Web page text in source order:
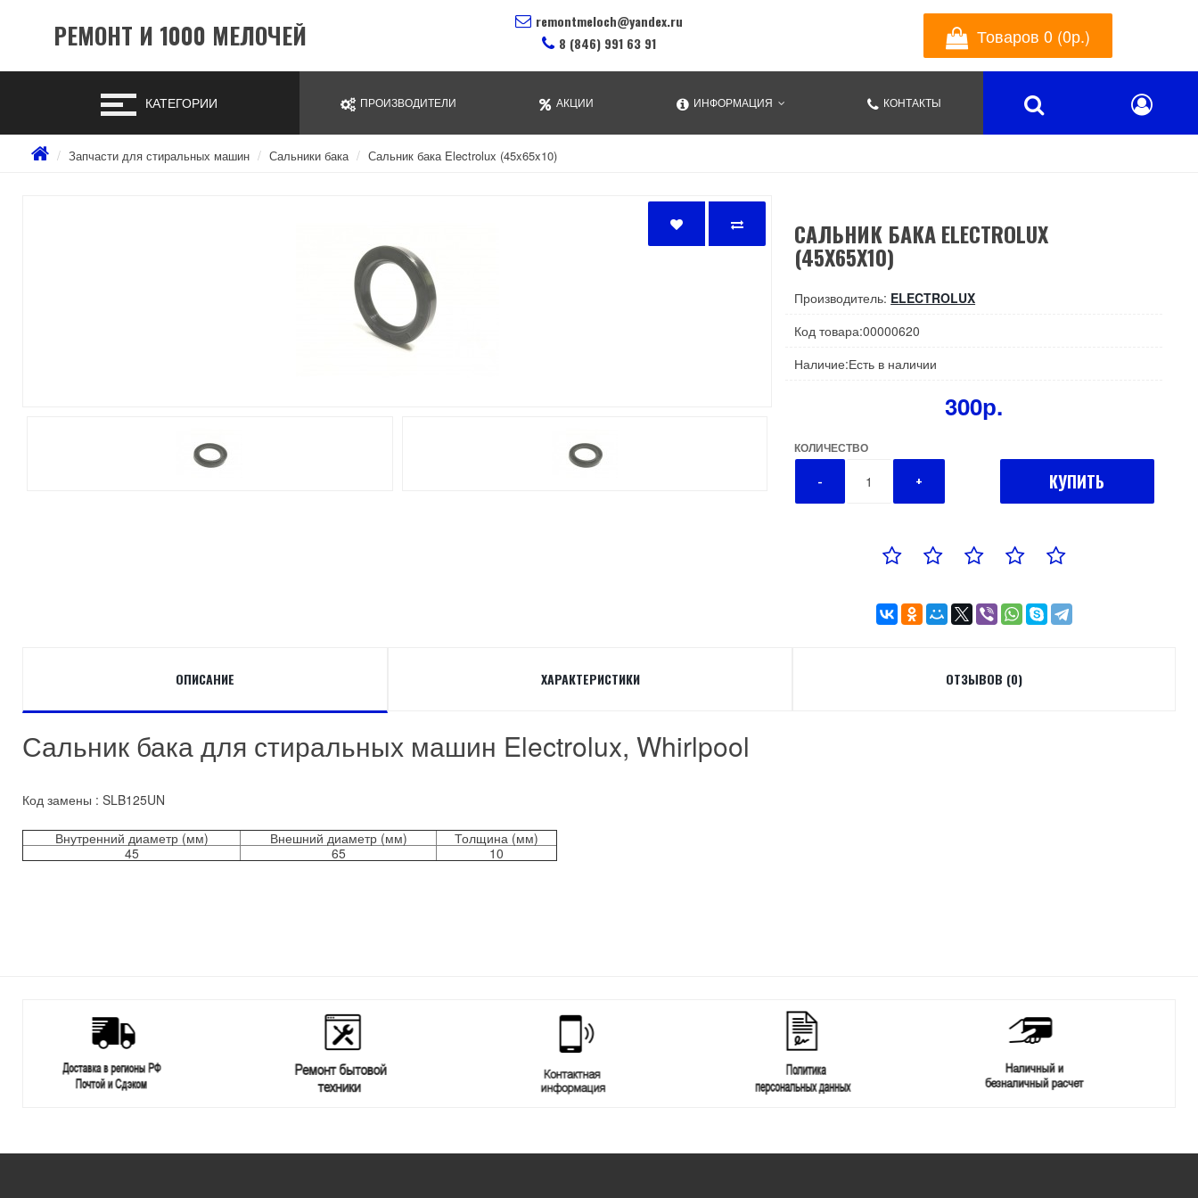
РЕМОНТ И 1000 МЕЛОЧЕЙ
remontmeloch@yandex.ru
8 (846) 991 63 91
Товаров 0 (0р.)
КАТЕГОРИИ ПРОИЗВОДИТЕЛИ АКЦИИ ИНФОРМАЦИЯ КОНТАКТЫ
Запчасти для стиральных машин Сальники бака Сальник бака Electrolux (45x65x10)
САЛЬНИК БАКА ELECTROLUX
(45X65X10)
Производитель: ELECTROLUX
Код товара:00000620
Наличие:Есть в наличии
300р.
КОЛИЧЕСТВО
- + КУПИТЬ
ОПИСАНИЕ ХАРАКТЕРИСТИКИ ОТЗЫВОВ (0)
Сальник бака для стиральных машин Electrolux, Whirlpool
Код замены : SLB125UN
Внутренний диаметр (мм) Внешний диаметр (мм)
Толщина (мм)
45
65 10